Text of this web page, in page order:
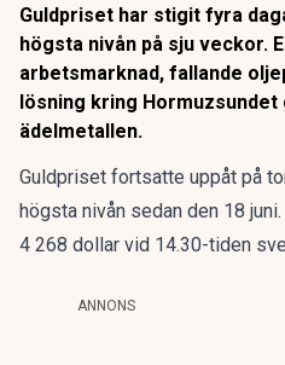
Guldpriset har stigit fyra
högsta nivån på sju veckor.
arbetsmarknad, fallande
lösning kring
ädelmetallen.
Guldpriset fortsatte uppåt på
högsta nivån sedan den 18
4 268 dollar vid 14.30-tiden
ANNONS